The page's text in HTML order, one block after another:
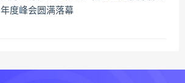
年度峰会圆满落幕